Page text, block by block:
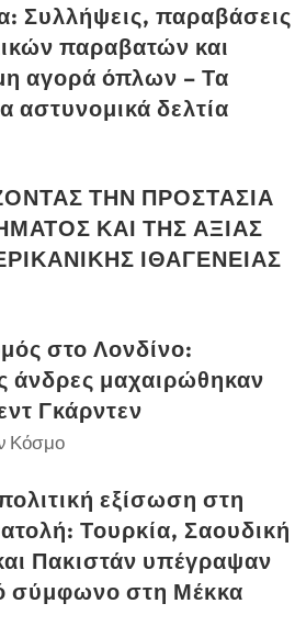
Συλλήψεις, παραβάσεις
παραβατών και
αγορά όπλων – Τα
αστυνομικά δελτία
ΤΗΝ ΠΡΟΣΤΑΣΙΑ
ΚΑΙ ΤΗΣ ΑΞΙΑΣ
ΙΘΑΓΕΝΕΙΑΣ
στο Λονδίνο:
άνδρες μαχαιρώθηκαν
Γκάρντεν
Κόσμο
εξίσωση στη
Τουρκία, Σαουδική
Πακιστάν υπέγραψαν
σύμφωνο στη Μέκκα